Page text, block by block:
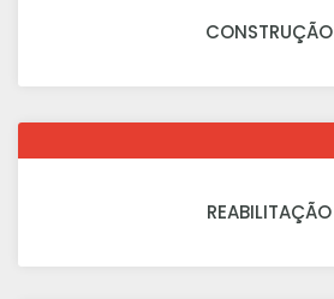
CONSTRUÇÃO
REABILITAÇÃO